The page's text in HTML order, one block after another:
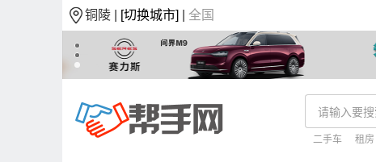
铜陵 | [切换城市] |全国
二手车 租房